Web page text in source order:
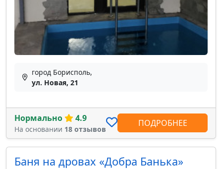
город Борисполь,
ул. Новая, 21
Нормально 4.9
На основании 18 отзывов
ПОДРОБНЕЕ
Баня на дровах «Добра Банька»